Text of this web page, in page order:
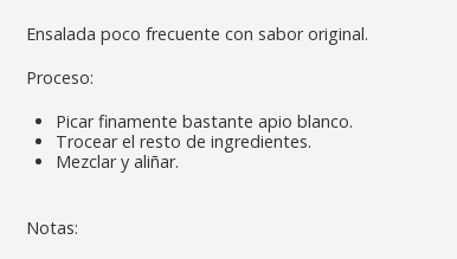
Ensalada poco frecuente con sabor original.
Proceso:
Picar finamente bastante apio blanco.
Trocear el resto de ingredientes.
Mezclar y aliñar.
Notas: